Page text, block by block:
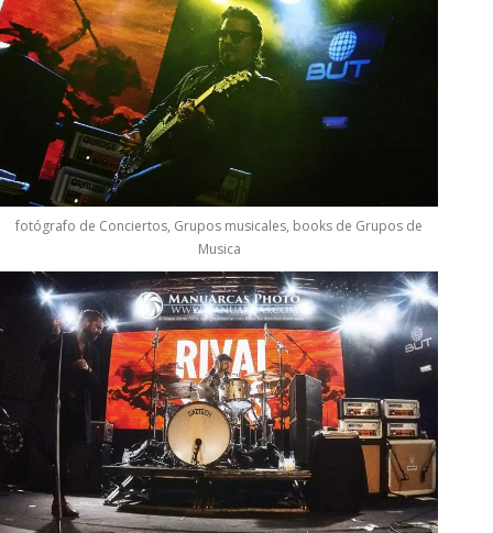
fotógrafo de Conciertos, Grupos musicales, books de Grupos de
Musica